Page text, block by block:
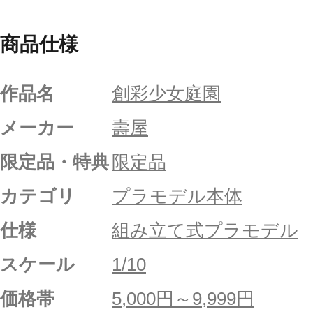
商品仕様
作品名
創彩少女庭園
メーカー
壽屋
限定品・特典 限定品
カテゴリ
プラモデル本体
仕様
組み立て式プラモデル
スケール
1/10
価格帯
5,000円～9,999円